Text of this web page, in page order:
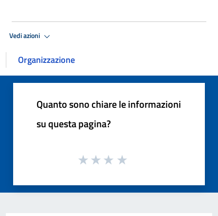
Vedi azioni
Organizzazione
Quanto sono chiare le informazioni
su questa pagina?